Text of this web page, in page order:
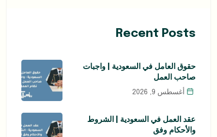
Recent Posts
حقوق العامل في السعودية | واجبات
صاحب العمل
أغسطس 9, 2026
عقد العمل في السعودية | الشروط
والأحكام وفق